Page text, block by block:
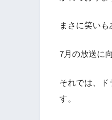
まさに笑い
7月の放送に
それでは、
す。